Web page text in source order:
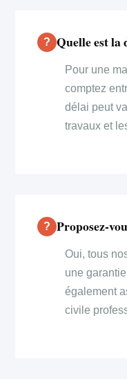
Quelle est la
Pour une
comptez
délai peut
travaux et
Proposez-
Oui, tous
une
également
civile